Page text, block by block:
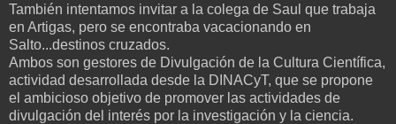
También intentamos invitar a la colega de Saul que trabaja
en Artigas, pero se encontraba vacacionando en
Salto...destinos cruzados.
Ambos son gestores de Divulgación de la Cultura Científica,
actividad desarrollada desde la DINACyT, que se propone
el ambicioso objetivo de promover las actividades de
divulgación del interés por la investigación y la ciencia.